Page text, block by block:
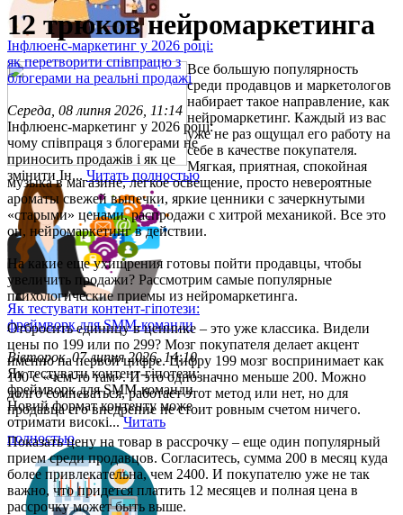
Інфлюенс-маркетинг у 2026 році:
як перетворити співпрацю з
блогерами на реальні продажі
Середа, 08 липня 2026, 11:14
Інфлюенс-маркетинг у 2026 році:
чому співпраця з блогерами не
приносить продажів і як це
змінити Ін... Читать полностью
Як тестувати контент-гіпотези:
фреймворк для SMM-команди
Вівторок, 07 липня 2026, 14:10
Як тестувати контент-гіпотези:
фреймворк для SMM-команди
Новий формат контенту може
отримати високі...Читать
полностью
12 трюков нейромаркетинга
Все большую популярность
среди продавцов и маркетологов
набирает такое направление, как
нейромаркетинг. Каждый из вас
уже не раз ощущал его работу на
себе в качестве покупателя.
Мягкая, приятная, спокойная
музыка в магазине, легкое освещение, просто невероятные
ароматы свежей выпечки, яркие ценники с зачеркнутыми
«старыми» ценами, распродажи с хитрой механикой. Все это
он, нейромаркетинг в действии.
На какие еще ухищрения готовы пойти продавцы, чтобы
увеличить продажи? Рассмотрим самые популярные
психологические приемы из нейромаркетинга.
Отбросить единицу в ценнике – это уже классика. Видели
цены по 199 или по 299? Мозг покупателя делает акцент
именно на первой цифре. Цифру 199 мозг воспринимает как
100 с «чем-то там». И это однозначно меньше 200. Можно
долго сомневаться, работает этот метод или нет, но для
продавца его внедрение не стоит ровным счетом ничего.
Показать цену на товар в рассрочку – еще один популярный
прием среди продавцов. Согласитесь, сумма 200 в месяц куда
более привлекательна, чем 2400. И покупателю уже не так
важно, что придется платить 12 месяцев и полная цена в
рассрочку может быть выше.